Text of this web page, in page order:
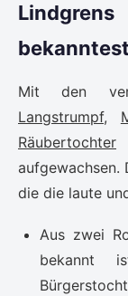
Mit den
Langstrumpf,
Räubertochter
aufgewachsen.
die die laute
Aus zwei
bekannt